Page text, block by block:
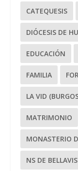
CATEQUESIS
DIÓCESIS DE
EDUCACIÓN
FAMILIA
LA VID
MATRIMONIO
MONASTERIO
NS DE